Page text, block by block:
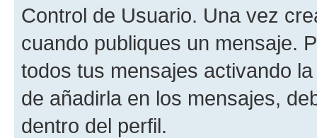
Control de Usuario. Una vez
cuando publiques un mensaje.
todos tus mensajes activando
de añadirla en los mensajes,
dentro del perfil.